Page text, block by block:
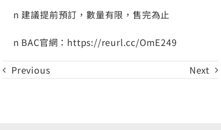
n 建議提前預訂，數量有限，售完為止
n BAC官網： https://reurl.cc/OmE249
Previous Next